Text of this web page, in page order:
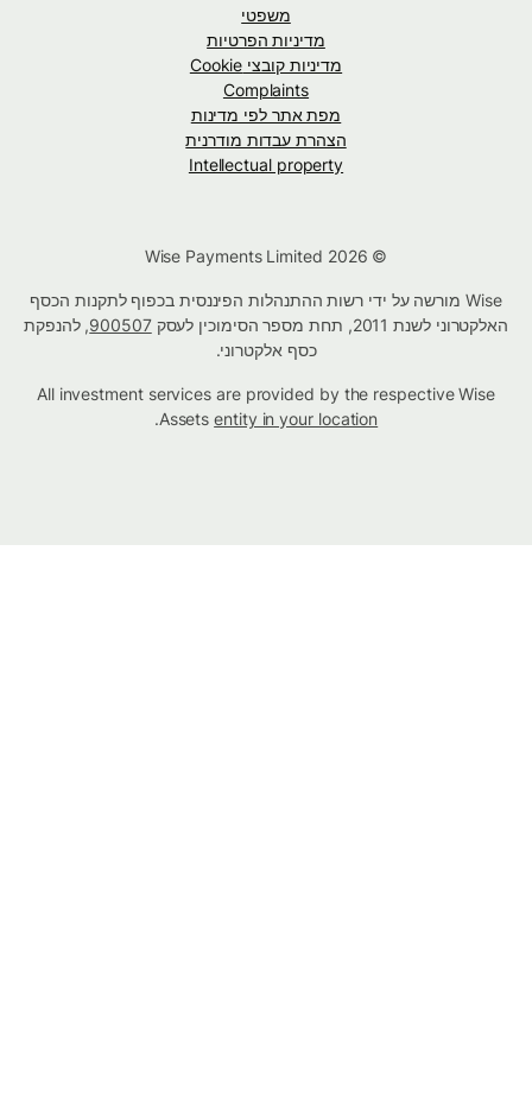
משפטי
מדיניות הפרטיות
מדיניות קובצי Cookie
Complaints
מפת אתר לפי מדינות
הצהרת עבדות מודרנית
Intellectual property
Wise מורשה על ידי רשות ההתנהלות הפיננסית בכפוף לתקנות הכסף
האלקטרוני לשנת 2011, תחת מספר הסימוכין לעסק
900507, להנפקת
כסף אלקטרוני.
All investment services are provided by the respective Wise
Assetsentity in your location
.